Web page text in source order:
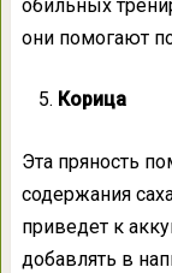
обильных
они помогают
Корица
Эта пряность
содержания
приведет к
добавлять в